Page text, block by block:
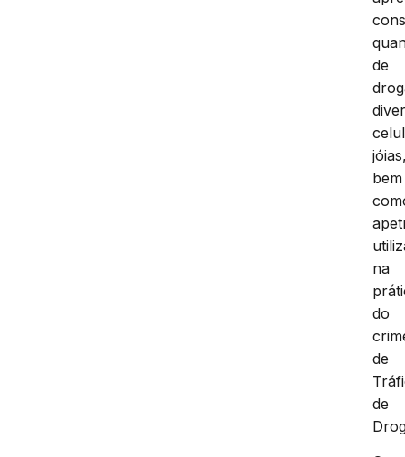
de
bem
na
do
de
de